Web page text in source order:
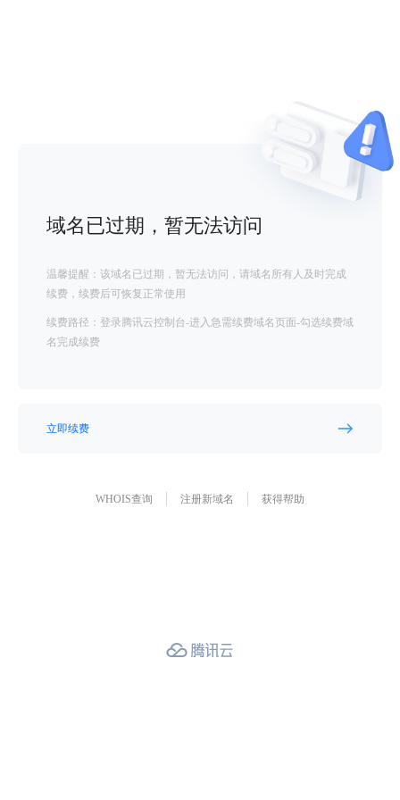
域名已过期，暂无法访问
温馨提醒：该域名已过期，暂无法访问，请域名所有人及时完成
续费，续费后可恢复正常使用
续费路径：登录腾讯云控制台-进入急需续费域名页面-勾选续费域
名完成续费
立即续费
WHOIS查询 注册新域名 获得帮助